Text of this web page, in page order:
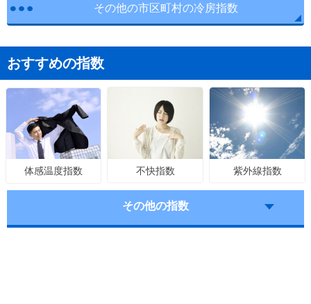
その他の市区町村の冷房指数
おすすめの指数
体感温度指数 不快指数 紫外線指数
その他の指数